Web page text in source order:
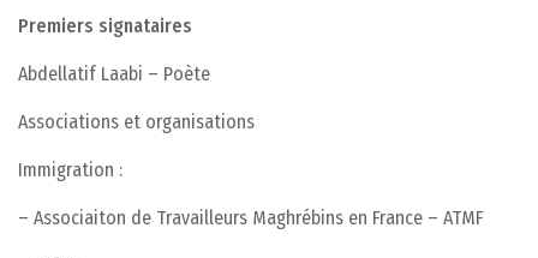
Premiers signataires
Abdellatif Laabi – Poète
Associations et organisations
Immigration :
– Associaiton de Travailleurs Maghrébins en France – ATMF